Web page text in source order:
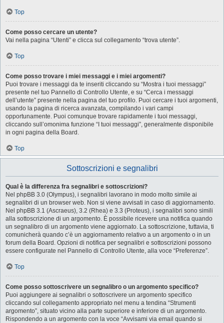
Top
Come posso cercare un utente?
Vai nella pagina “Utenti” e clicca sul collegamento “trova utente”.
Top
Come posso trovare i miei messaggi e i miei argomenti?
Puoi trovare i messaggi da te inseriti cliccando su “Mostra i tuoi messaggi”
presente nel tuo Pannello di Controllo Utente, e su “Cerca i messaggi
dell’utente” presente nella pagina del tuo profilo. Puoi cercare i tuoi argomenti,
usando la pagina di ricerca avanzata, compilando i vari campi
opportunamente. Puoi comunque trovare rapidamente i tuoi messaggi,
cliccando sull’omonima funzione “I tuoi messaggi”, generalmente disponibile
in ogni pagina della Board.
Top
Sottoscrizioni e segnalibri
Qual è la differenza fra segnalibri e sottoscrizioni?
Nel phpBB 3.0 (Olympus), i segnalibri lavorano in modo molto simile ai
segnalibri di un browser web. Non si viene avvisati in caso di aggiornamento.
Nel phpBB 3.1 (Ascraeus), 3.2 (Rhea) e 3.3 (Proteus), i segnalibri sono simili
alla sottoscrizione di un argomento. È possibile ricevere una notifica quando
un segnalibro di un argomento viene aggiornato. La sottoscrizione, tuttavia, ti
comunicherà quando c’è un aggiornamento relativo a un argomento o in un
forum della Board. Opzioni di notifica per segnalibri e sottoscrizioni possono
essere configurate nel Pannello di Controllo Utente, alla voce “Preferenze”.
Top
Come posso sottoscrivere un segnalibro o un argomento specifico?
Puoi aggiungere ai segnalibri o sottoscrivere un argomento specifico
cliccando sul collegamento appropriato nel menu a tendina “Strumenti
argomento”, situato vicino alla parte superiore e inferiore di un argomento.
Rispondendo a un argomento con la voce “Avvisami via email quando si